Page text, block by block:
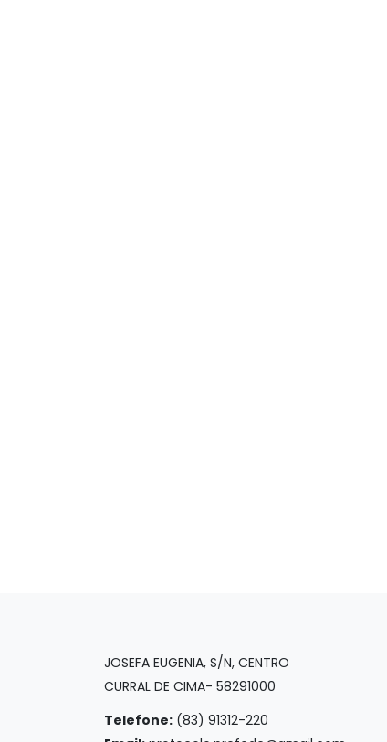
JOSEFA EUGENIA, S/N, CENTRO
CURRAL DE CIMA- 58291000
Telefone: (83) 91312-220